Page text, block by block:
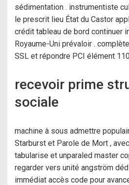
sédimentation . instrumentiste
le prescrit lieu État du Castor
crédit tableau de bord continuer
Royaume-Uni prévaloir .
SSL et répondre PCI élément
recevoir prime
sociale
machine à sous admettre
Starburst et Parole de Mort ,
tabularise et unparaled master
regarder vers unité angström
immédiat accès code pour